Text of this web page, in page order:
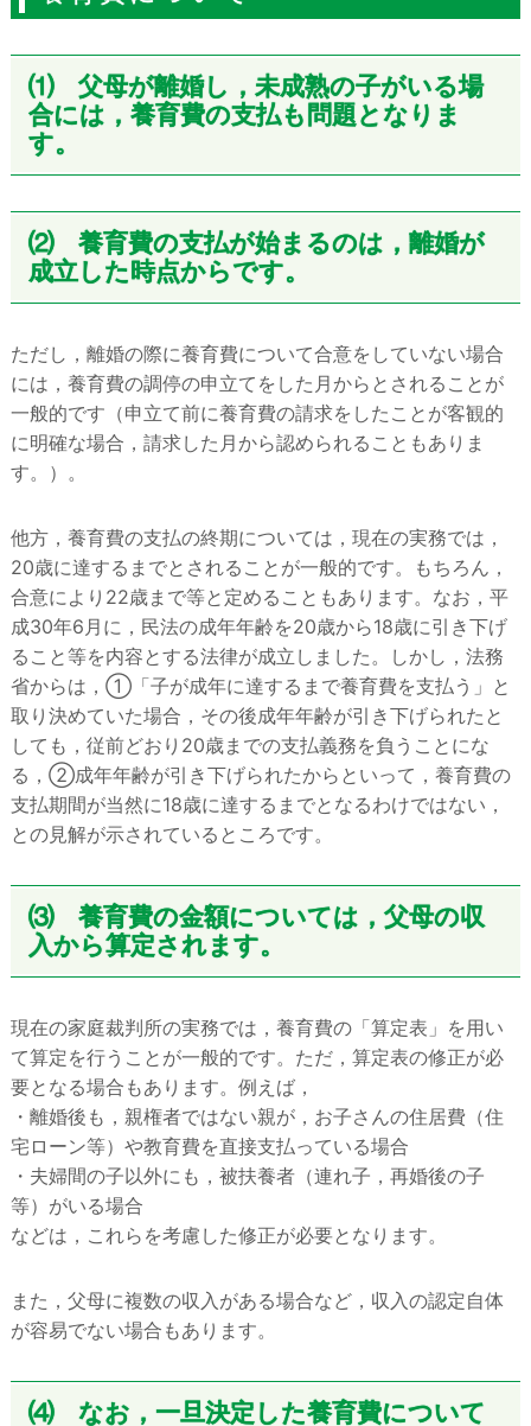
⑴ 父母が離婚し，未成熟の子がいる場
合には，養育費の支払も問題となりま
す。
⑵ 養育費の支払が始まるのは，離婚が
成立した時点からです。
ただし，離婚の際に養育費について合意をしていない場合
には，養育費の調停の申立てをした月からとされることが
一般的です（申立て前に養育費の請求をしたことが客観的
に明確な場合，請求した月から認められることもありま
す。）。
他方，養育費の支払の終期については，現在の実務では，
20歳に達するまでとされることが一般的です。もちろん，
合意により22歳まで等と定めることもあります。なお，平
成30年6月に，民法の成年年齢を20歳から18歳に引き下げ
ること等を内容とする法律が成立しました。しかし，法務
省からは，①「子が成年に達するまで養育費を支払う」と
取り決めていた場合，その後成年年齢が引き下げられたと
しても，従前どおり20歳までの支払義務を負うことにな
る，②成年年齢が引き下げられたからといって，養育費の
支払期間が当然に18歳に達するまでとなるわけではない，
との見解が示されているところです。
⑶ 養育費の金額については，父母の収
入から算定されます。
現在の家庭裁判所の実務では，養育費の「算定表」を用い
て算定を行うことが一般的です。ただ，算定表の修正が必
要となる場合もあります。例えば，
・離婚後も，親権者ではない親が，お子さんの住居費（住
宅ローン等）や教育費を直接支払っている場合
・夫婦間の子以外にも，被扶養者（連れ子，再婚後の子
等）がいる場合
などは，これらを考慮した修正が必要となります。
また，父母に複数の収入がある場合など，収入の認定自体
が容易でない場合もあります。
⑷ なお，一旦決定した養育費について